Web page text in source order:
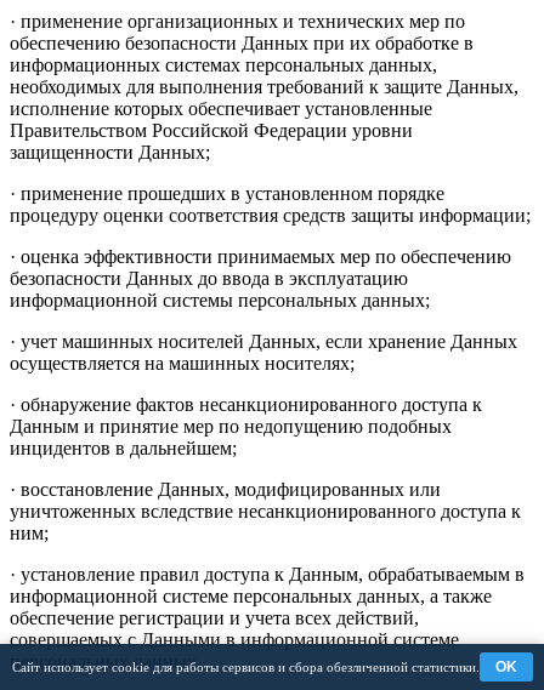
Сайт использует cookie для работы сервисов и сбора обезличенной статистики. OK
· применение организационных и технических мер по
обеспечению безопасности Данных при их обработке в
информационных системах персональных данных,
необходимых для выполнения требований к защите Данных,
исполнение которых обеспечивает установленные
Правительством Российской Федерации уровни
защищенности Данных;
· применение прошедших в установленном порядке
процедуру оценки соответствия средств защиты информации;
· оценка эффективности принимаемых мер по обеспечению
безопасности Данных до ввода в эксплуатацию
информационной системы персональных данных;
· учет машинных носителей Данных, если хранение Данных
осуществляется на машинных носителях;
· обнаружение фактов несанкционированного доступа к
Данным и принятие мер по недопущению подобных
инцидентов в дальнейшем;
· восстановление Данных, модифицированных или
уничтоженных вследствие несанкционированного доступа к
ним;
· установление правил доступа к Данным, обрабатываемым в
информационной системе персональных данных, а также
обеспечение регистрации и учета всех действий,
совершаемых с Данными в информационной системе
персональных данных.